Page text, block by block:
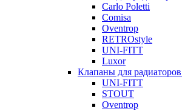
Carlo Poletti
Comisa
Oventrop
RETROstyle
UNI-FITT
Luxor
Клапаны для радиаторов
UNI-FITT
STOUT
Oventrop